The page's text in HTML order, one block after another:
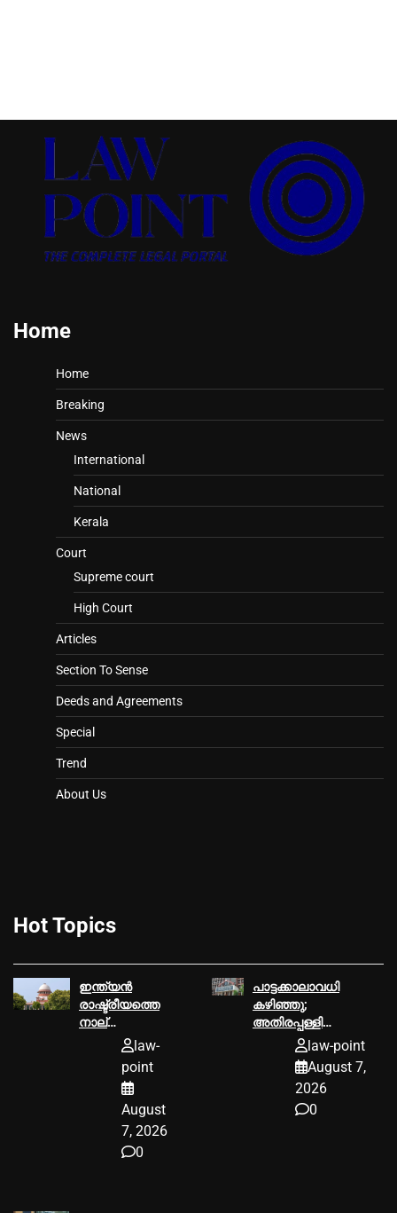
Home
Home
Breaking
News
International
National
Kerala
Court
Supreme court
High Court
Articles
Section To Sense
Deeds and Agreements
Special
Trend
About Us
Hot Topics
ഇന്ത്യൻ
രാഷ്ട്രീയത്തെ
നാല്
പതിറ്റാണ്ടോളം
ബോഫോഴ്‌സ്
തോക്ക് ഇടപാട്
അഴിമതിക്കേസ്;
നിയമനടപടികള്‍
അവസാനിപ്പിച്ച്‌
law-
point
August
7, 2026
0
പാട്ടക്കാലാവധി
കഴിഞ്ഞു;
അതിരപ്പള്ളി
വനമേഖലയില്‍
നടത്താനാകില്ലെന്ന്
ഹൈക്കോടതി
law-point
August 7,
2026
0